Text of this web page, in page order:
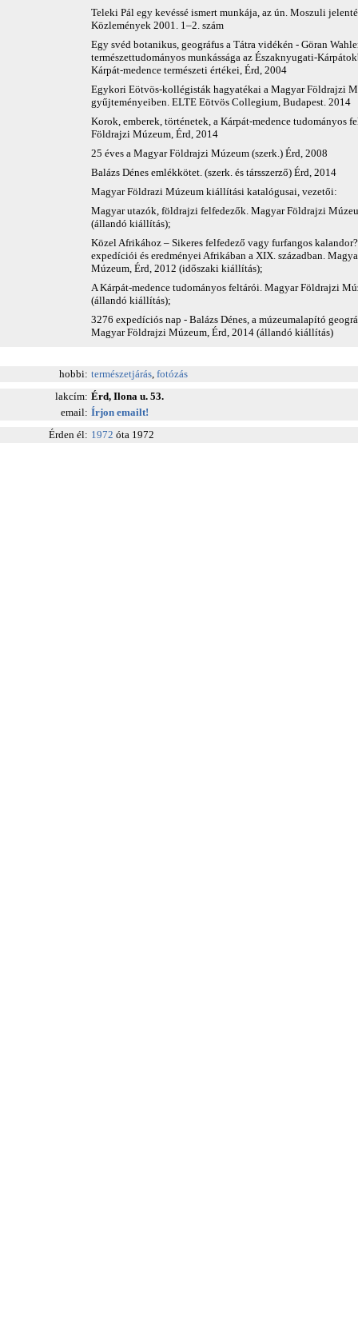
Teleki Pál egy kevéssé ismert munkája, az ún. Moszuli
Közlemények 2001. 1–2. szám
Egy svéd botanikus, geográfus a Tátra vidékén - Göran
természettudományos munkássága az Északnyugati-
Kárpát-medence természeti értékei, Érd, 2004
Egykori Eötvös-kollégisták hagyatékai a Magyar Földrajzi
gyűjteményeiben. ELTE Eötvös Collegium, Budapest. 2014
Korok, emberek, történetek, a Kárpát-medence tudományos
Földrajzi Múzeum, Érd, 2014
25 éves a Magyar Földrajzi Múzeum (szerk.) Érd, 2008
Balázs Dénes emlékkötet. (szerk. és társszerző) Érd, 2014
Magyar Földrazi Múzeum kiállítási katalógusai, vezetői:
Magyar utazók, földrajzi felfedezők. Magyar Földrajzi
(állandó kiállítás);
Közel Afrikához – Sikeres felfedező vagy furfangos
expedíciói és eredményei Afrikában a XIX. században.
Múzeum, Érd, 2012 (időszaki kiállítás);
A Kárpát-medence tudományos feltárói. Magyar Földrajzi
(állandó kiállítás);
3276 expedíciós nap - Balázs Dénes, a múzeumalapító
Magyar Földrajzi Múzeum, Érd, 2014 (állandó kiállítás)
hobbi: természetjárás, fotózás
lakcím: Érd, Ilona u. 53.
email: Írjon emailt!
Érden él: 1972 óta 1972